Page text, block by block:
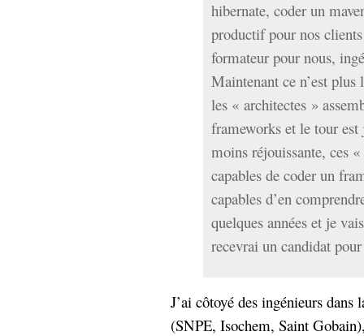
hibernate, coder un
productif pour nos
formateur pour nous,
Maintenant ce n’est
les « architectes »
frameworks et le tour est
moins réjouissante, ces
capables de coder un
capables d’en
quelques années et je
recevrai un candidat
J’ai côtoyé des ingénieurs
(SNPE, Isochem, Saint